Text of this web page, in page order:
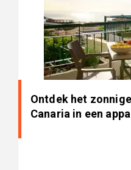
Ontdek het
Canaria in een